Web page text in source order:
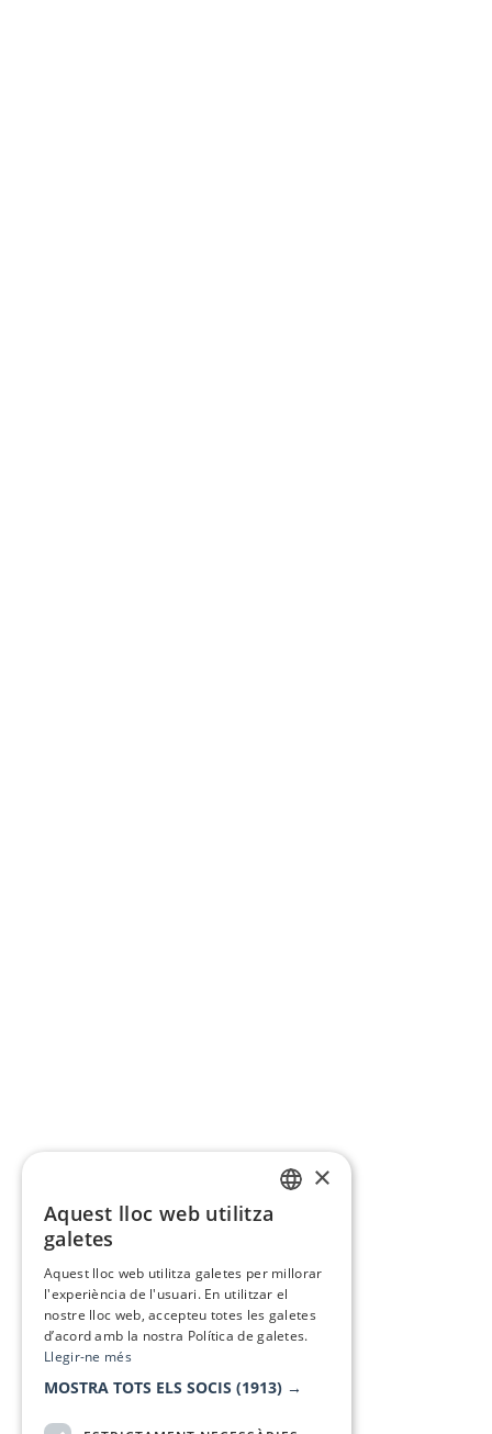
×
Aquest lloc web utilitza
galetes
Aquest lloc web utilitza galetes per millorar
l'experiència de l'usuari. En utilitzar el
nostre lloc web, accepteu totes les galetes
d’acord amb la nostra Política de galetes.
Llegir-ne més
MOSTRA TOTS ELS SOCIS (1913) →